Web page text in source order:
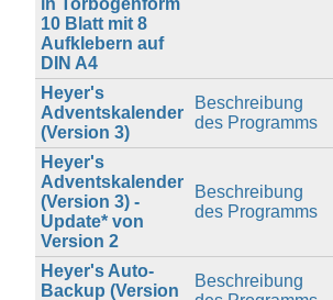
in Torbogenform
10 Blatt mit 8
Aufklebern auf
DIN A4
Heyer's
Adventskalender
(Version 3)
Beschreibung
des Programms
Heyer's
Adventskalender
(Version 3) -
Update* von
Version 2
Beschreibung
des Programms
Heyer's Auto-
Backup (Version
Beschreibung